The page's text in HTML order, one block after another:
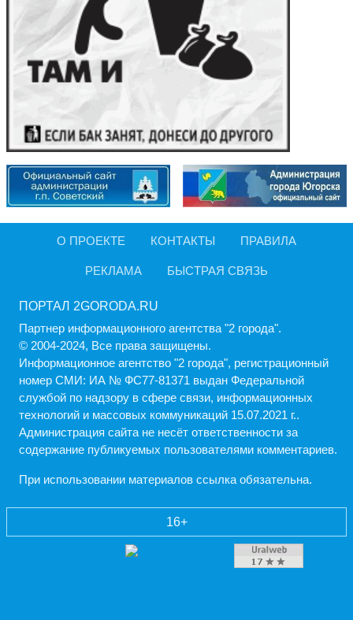
О ПРОЕКТЕ КОНТАКТЫ ПРАВИЛА
РЕКЛАМА БЫСТРАЯ СВЯЗЬ
ПОРТАЛ 2GORODA.RU
Партнер информационного агентства "2 города".
© 2004-2024, Все права защищены.
Информационное агентство "2 города", регистрационный
номер СМИ: ИА № ФС77-81371 выдан Федеральной
службой по надзору в сфере связи, информационных
технологий и массовых коммуникаций 15.07.2021 г..
Администрация cайта не несёт ответственности за
содержание публикуемых пользователями комментариев.
При использовании материалов ссылка обязательна.
16+